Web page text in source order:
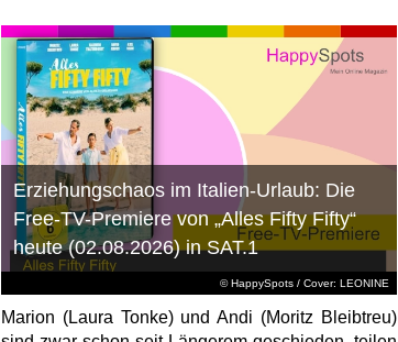
© HappySpots / Cover: LEONINE
Erziehungschaos im Italien-Urlaub: Die
Free-TV-Premiere von „Alles Fifty Fifty“
heute (02.08.2026) in SAT.1
Marion (Laura Tonke) und Andi (Moritz Bleibtreu)